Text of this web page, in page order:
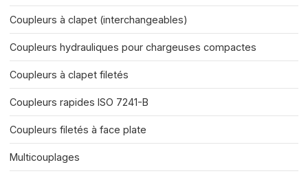
Coupleurs à clapet (interchangeables)
Coupleurs hydrauliques pour chargeuses compactes
Coupleurs à clapet filetés
Coupleurs rapides ISO 7241-B
Coupleurs filetés à face plate
Multicouplages